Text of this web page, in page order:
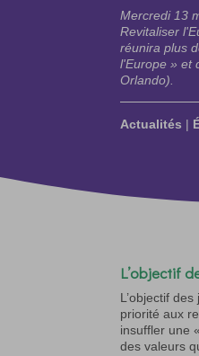
Mercredi 13
Revitaliser
réunira plus
l'Europe » et
Orlando).
Actualités |
L’objectif
L’objectif
priorité aux
insuffler une
des valeurs